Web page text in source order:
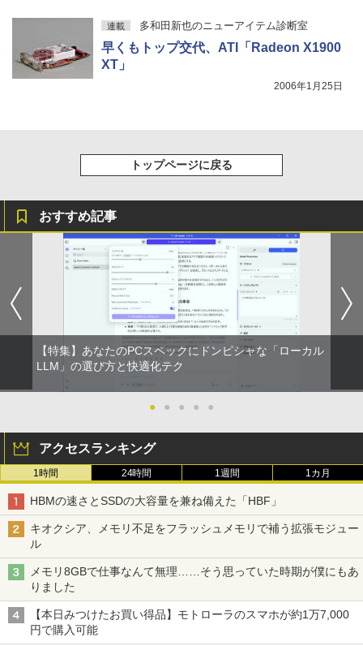
連載 多和田新也のニューアイテム診断室
早くもトップ交代、ATI「Radeon X1900
XT」
2006年1月25日
トップページに戻る
おすすめ記事
【特集】あなたのPCスペックにドンピシャな「ローカル
LLM」の選び方と快適化テク
● ● ● ● ●
アクセスランキング
1時間 24時間 1週間 1カ月
HBMの速さとSSDの大容量を兼ね備えた「HBF」
キオクシア、メモリ不足をフラッシュメモリで補う拡張モジュー
ル
メモリ8GBで仕事なんて無理……そう思っていた時期が僕にもあ
りました
【本日みつけたお買い得品】モトローラのスマホが約1万7,000
円で購入可能